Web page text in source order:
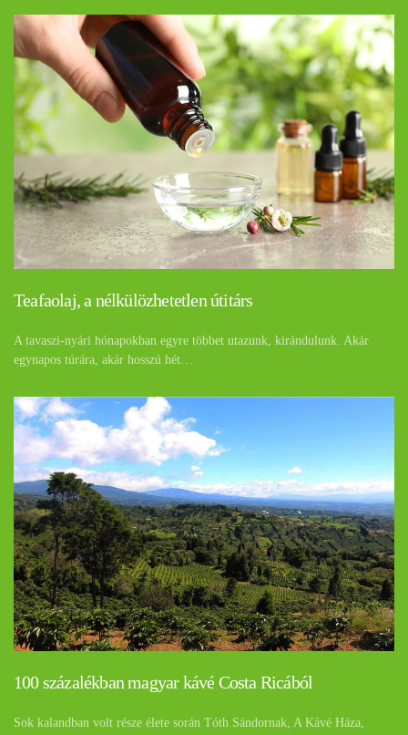
Teafaolaj, a nélkülözhetetlen útitárs
A tavaszi-nyári hónapokban egyre többet utazunk, kirándulunk. Akár
egynapos túrára, akár hosszú hét…
100 százalékban magyar kávé Costa Ricából
Sok kalandban volt része élete során Tóth Sándornak, A Kávé Háza,